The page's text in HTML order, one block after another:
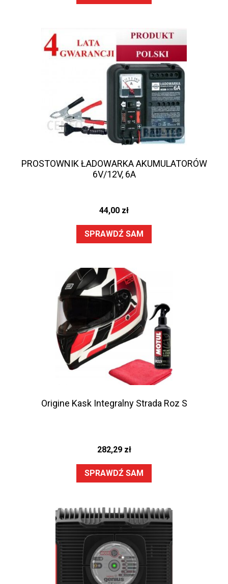
PROSTOWNIK ŁADOWARKA AKUMULATORÓW
6V/12V, 6A
44,00 zł
SPRAWDŹ SAM
Origine Kask Integralny Strada Roz S
282,29 zł
SPRAWDŹ SAM